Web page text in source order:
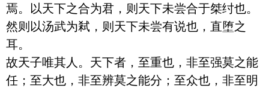
焉。以天下之合为君，则天下未尝合于桀纣也。
然则以汤武为弒，则天下未尝有说也，直堕之
耳。
故天子唯其人。天下者，至重也，非至强莫之能
任；至大也，非至辨莫之能分；至众也，非至明